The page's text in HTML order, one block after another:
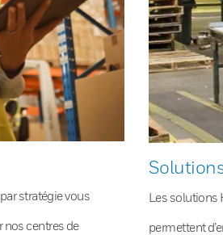
stratégie vous
nos centres de
Les solutions
permettent